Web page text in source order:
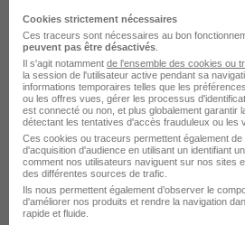
Voir l’offre
Macon Parpineur H/F
Cookies strictement nécessaires
Ces traceurs sont nécessaires au bon
peuvent pas être désactivés
Il s'agit notamment de l'ensemble des cookies ou
la session de l'utilisateur active pendant sa
informations temporaires telles que les
ou les offres vues, gérer les processus
est connecté ou non, et plus globalement garantir
détectant les tentatives d'accès frauduleux ou les
Ces cookies ou traceurs permettent également
d'acquisition d'audience en utilisant un identifiant
comment nos utilisateurs naviguent sur nos sites
des différentes sources de trafic.
Ils nous permettent également d’observer le
d'améliorer nos produits et rendre la navigation
rapide et fluide.